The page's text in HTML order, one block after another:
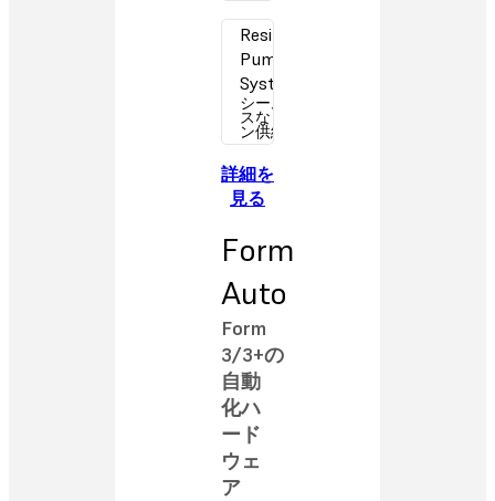
Resin
Pumping
System
シームレ
スなレジ
ン供給
詳細を
見る
Form
Auto
Form
3/3+の
自動
化ハ
ード
ウェ
ア